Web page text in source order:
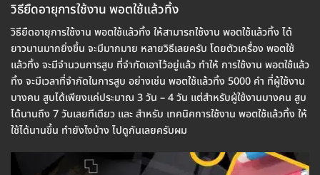
วิธียืดอายุการใช้งาน พอตใช้แล้วทิ้ง
วิธียืดอายุการใช้งาน พอตใช้แล้วทิ้ง ให้สามารถใช้งาน พอตใช้แล้วทิ้ง ได้
ยาวนานมากยิ่งขึ้น จะมีมากมาย หลายวิธีเลยครับ โดยตัวเครื่อง พอตใช้
แล้วทิ้ง จะมีจำนวนการสูบ ที่จำกัดเอาไว้อยู่แล้ว ทำให้ การใช้งาน พอตใช้แล้ว
ทิ้ง จะมีเวลาที่จำกัดในการสูบ อย่างเช่น พอตใช้แล้วทิ้ง 5000 คำ ที่ผู้ใช้งาน
บางคน สูบได้เพียงแค่ประมาณ 3 วัน – 4 วัน แต่สำหรับผู้ใช้งานบางคน สูบ
ได้นานถึง 7 วันเลยทีเดียว และ สำหรับ เทคนิคการใช้งาน พอตใช้แล้วทิ้ง ให้
ใช้ได้นานขึ้น ทำยังไงบ้าง ไปดูกันเลยครับผม